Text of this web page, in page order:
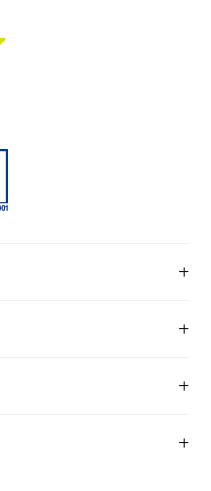
機能・料金・導入事例が分かる 資料を